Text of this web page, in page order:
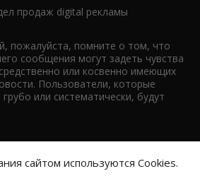
продаж digital рекламы
пожалуйста, помните о том, что
сообщения могут задеть чувства
или косвенно имеющих
Пользователи, которые
или систематически, будут
сайтом используются Cookies.